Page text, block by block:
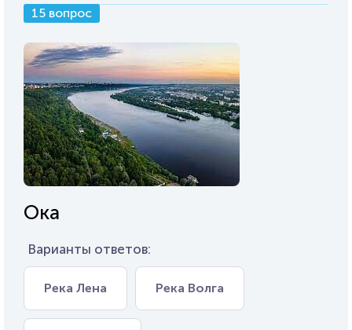
15 вопрос
Ока
Варианты ответов:
Река Лена Река Волга